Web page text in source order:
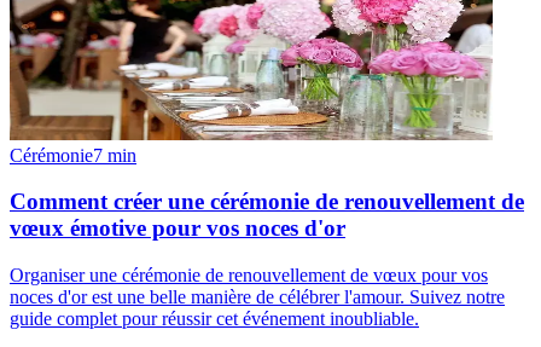
Cérémonie7 min
Comment créer une cérémonie de renouvellement de
vœux émotive pour vos noces d'or
Organiser une cérémonie de renouvellement de vœux pour vos
noces d'or est une belle manière de célébrer l'amour. Suivez notre
guide complet pour réussir cet événement inoubliable.